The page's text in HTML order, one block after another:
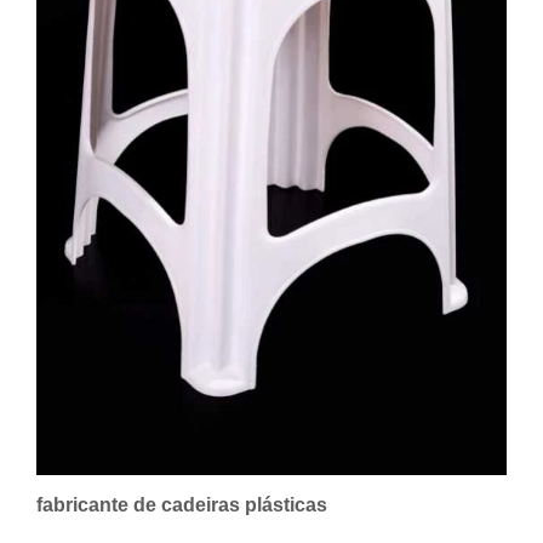
fabricante de cadeiras plásticas